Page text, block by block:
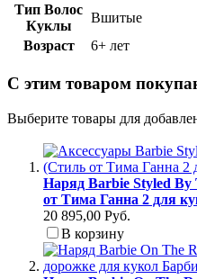
Тип Волос
Куклы
Вшитые
Возраст
6+ лет
С этим товаром
Выберите товары для
Наряд Barbie Styled By
от Тима Ганна 2 для
20 895,00 Руб.
В корзину